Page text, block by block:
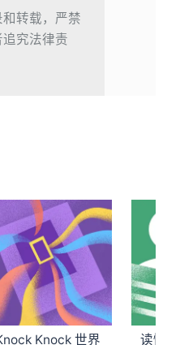
转载，严禁
究法律责
Knock 世界 读懂